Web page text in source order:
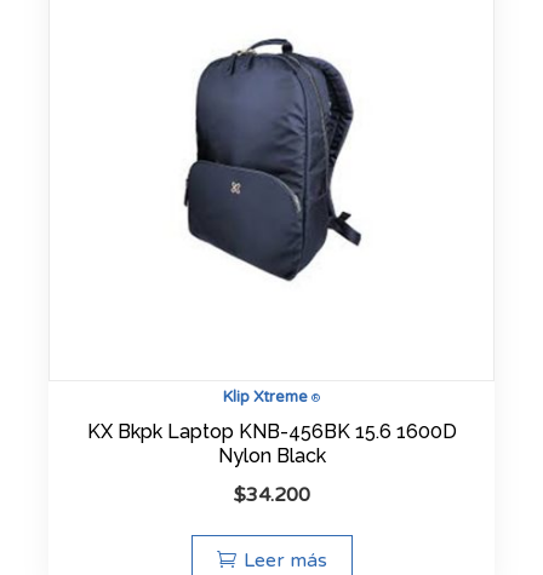
Klip Xtreme ®
KX Bkpk Laptop KNB-456BK 15.6 1600D
Nylon Black
$34.200
Leer más